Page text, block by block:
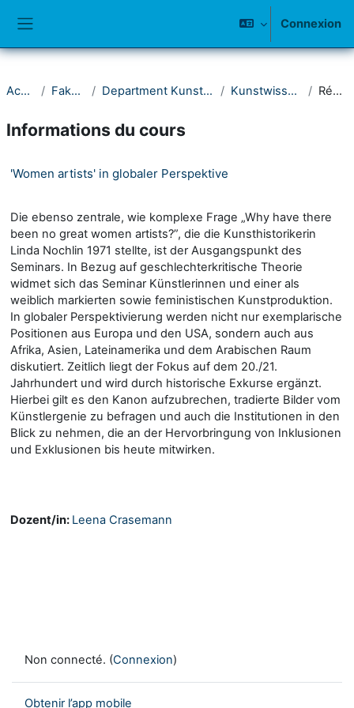
Connexion
Accueil Fakultät II Department Kunst und Musik Kunstwissenschaft Résumé
Informations du cours
'Women artists' in globaler Perspektive
Die ebenso zentrale, wie komplexe Frage „Why have there
been no great women artists?”, die die Kunsthistorikerin
Linda Nochlin 1971 stellte, ist der Ausgangspunkt des
Seminars. In Bezug auf geschlechterkritische Theorie
widmet sich das Seminar Künstlerinnen und einer als
weiblich markierten sowie feministischen Kunstproduktion.
In globaler Perspektivierung werden nicht nur exemplarische
Positionen aus Europa und den USA, sondern auch aus
Afrika, Asien, Lateinamerika und dem Arabischen Raum
diskutiert. Zeitlich liegt der Fokus auf dem 20./21.
Jahrhundert und wird durch historische Exkurse ergänzt.
Hierbei gilt es den Kanon aufzubrechen, tradierte Bilder vom
Künstlergenie zu befragen und auch die Institutionen in den
Blick zu nehmen, die an der Hervorbringung von Inklusionen
und Exklusionen bis heute mitwirken.
Dozent/in: Leena Crasemann
Non connecté. (Connexion)
Obtenir l’app mobile